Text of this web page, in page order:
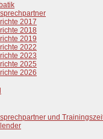
2017
2018
2019
2022
2023
2025
2026
und